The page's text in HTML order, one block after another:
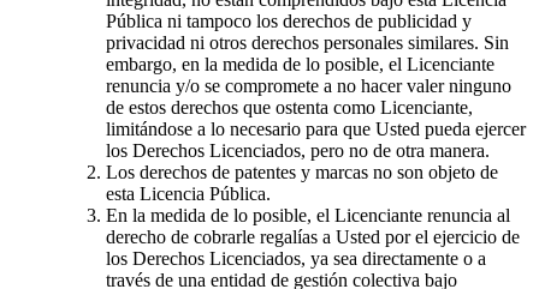
Pública ni tampoco los derechos de publicidad y
privacidad ni otros derechos personales similares. Sin
embargo, en la medida de lo posible, el Licenciante
renuncia y/o se compromete a no hacer valer ninguno
de estos derechos que ostenta como Licenciante,
limitándose a lo necesario para que Usted pueda ejercer
los Derechos Licenciados, pero no de otra manera.
Los derechos de patentes y marcas no son objeto de
esta Licencia Pública.
En la medida de lo posible, el Licenciante renuncia al
derecho de cobrarle regalías a Usted por el ejercicio de
los Derechos Licenciados, ya sea directamente o a
través de una entidad de gestión colectiva bajo